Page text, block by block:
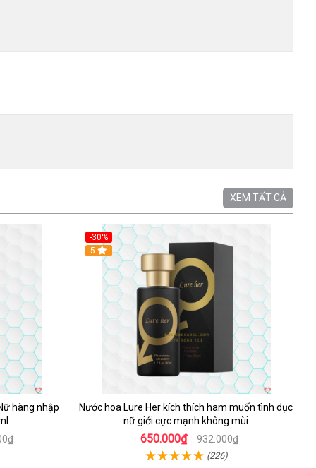
XEM TẤT CẢ
hàng nhập
-30%
5
Nước hoa Lure Her kích thích ham muốn tình dục
nữ giới cực mạnh không mùi
650.000₫ 932.000₫
(226)